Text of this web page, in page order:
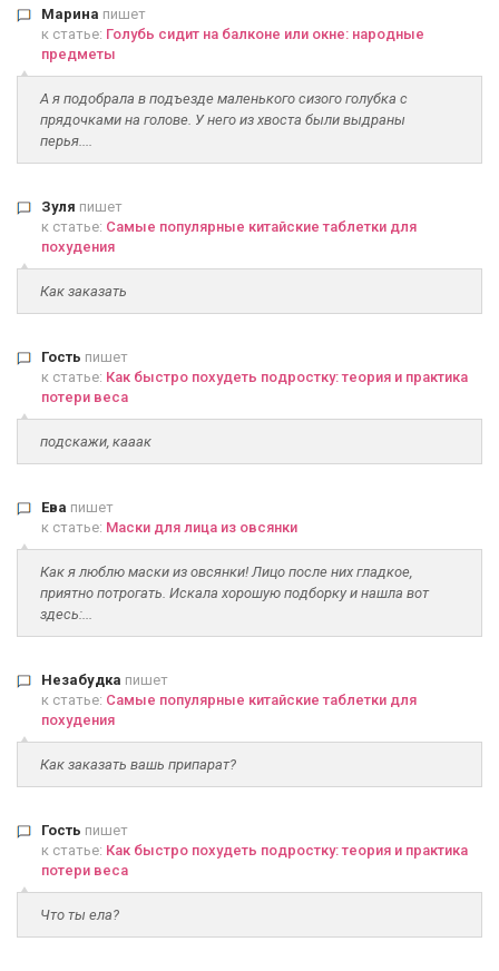
Марина пишет
к статье: Голубь сидит на балконе или окне: народные
предметы
А я подобрала в подъезде маленького сизого голубка с
прядочками на голове. У него из хвоста были выдраны
перья....
Зуля пишет
к статье: Самые популярные китайские таблетки для
похудения
Как заказать
Гость пишет
к статье: Как быстро похудеть подростку: теория и практика
потери веса
подскажи, кааак
Ева пишет
к статье: Маски для лица из овсянки
Как я люблю маски из овсянки! Лицо после них гладкое,
приятно потрогать. Искала хорошую подборку и нашла вот
здесь:...
Незабудка пишет
к статье: Самые популярные китайские таблетки для
похудения
Как заказать вашь припарат?
Гость пишет
к статье: Как быстро похудеть подростку: теория и практика
потери веса
Что ты ела?